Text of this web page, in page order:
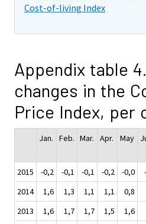
Cost-of-living Index
Appendix table
changes in the
Price Index, per
Jan. Feb. Mar. Apr. May
2015 -0,2 -0,1 -0,1 -0,2 -0,0
2014
1,6 1,3 1,1 1,1 0,8
2013
1,6 1,7 1,7 1,5 1,6